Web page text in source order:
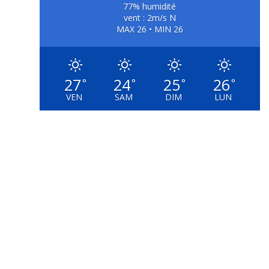
77% humidité
vent : 2m/s N
MAX 26 • MIN 26
27°
VEN
24°
SAM
25°
DIM
26°
LUN